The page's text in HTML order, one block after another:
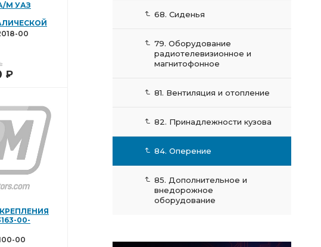
М УАЗ
00-8402018-
00
Р
00-
00
68. Сиденья
79. Оборудование
радиотелевизионное и
магнитофонное
81. Вентиляция и отопление
82. Принадлежности кузова
84. Оперение
85. Дополнительное и
внедорожное
оборудование